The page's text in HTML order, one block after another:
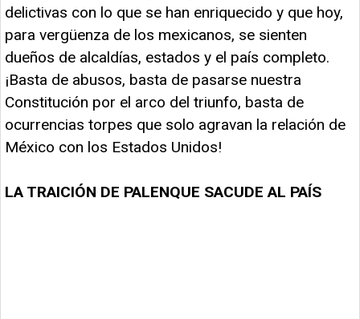
delictivas con lo que se han enriquecido y que hoy,
para vergüenza de los mexicanos, se sienten
dueños de alcaldías, estados y el país completo.
¡Basta de abusos, basta de pasarse nuestra
Constitución por el arco del triunfo, basta de
ocurrencias torpes que solo agravan la relación de
México con los Estados Unidos!
LA TRAICIÓN DE PALENQUE SACUDE AL PAÍS